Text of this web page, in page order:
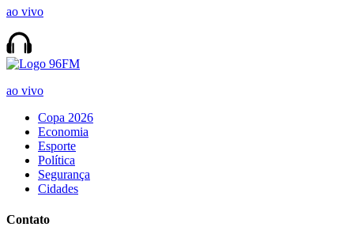
ao vivo
ao vivo
Copa 2026
Economia
Esporte
Política
Segurança
Cidades
Contato